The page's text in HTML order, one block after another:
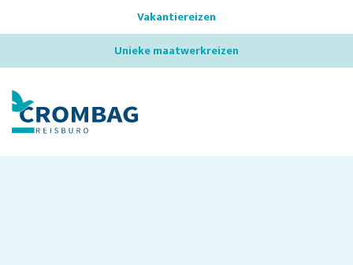
Vakantiereizen
Unieke maatwerkreizen